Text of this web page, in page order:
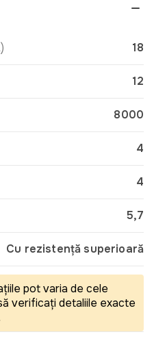
18
12
8000
4
4
5,7
Cu rezistență superioară
pot varia de cele
verificați detaliile exacte